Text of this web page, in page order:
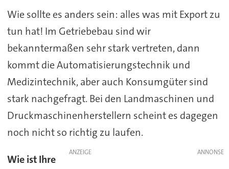
Wie sollte es anders sein: alles was mit Export zu
tun hat! Im Getriebebau sind wir
bekanntermaßen sehr stark vertreten, dann
kommt die Automatisierungstechnik und
Medizintechnik, aber auch Konsumgüter sind
stark nachgefragt. Bei den Landmaschinen und
Druckmaschinenherstellern scheint es dagegen
noch nicht so richtig zu laufen.
ANZEIGE
Wie ist Ihre